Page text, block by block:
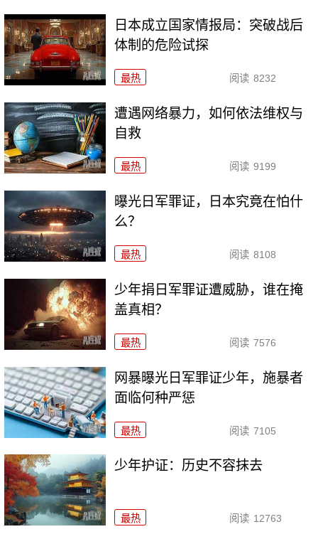
日本成立国家情报局：突破战后
体制的危险试探
最热 阅读 8232
遭遇网络暴力，如何依法维权与
自救
最热 阅读 9199
曝光日军罪证，日本究竟在怕什
么？
最热 阅读 8108
少年捐日军罪证遭威胁，谁在掩
盖真相？
最热 阅读 7576
网暴曝光日军罪证少年，施暴者
面临何种严惩
最热 阅读 7105
少年护证：历史不容抹去
最热 阅读 12763